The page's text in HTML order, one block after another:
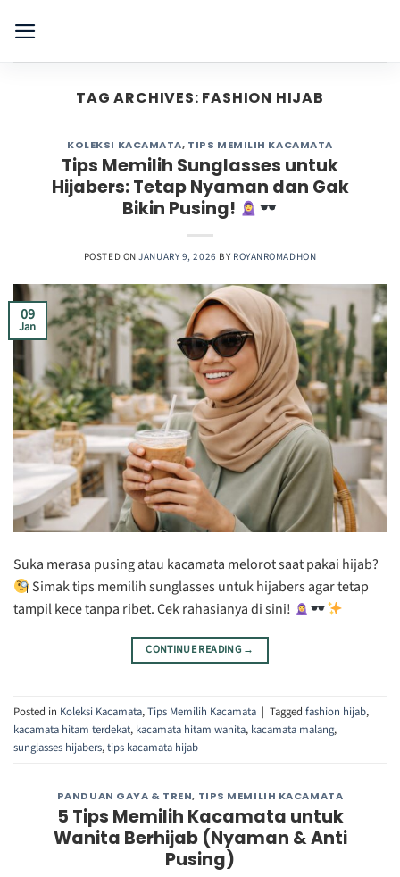
TAG ARCHIVES: FASHION HIJAB
KOLEKSI KACAMATA, TIPS MEMILIH KACAMATA
Tips Memilih Sunglasses untuk
Hijabers: Tetap Nyaman dan Gak
Bikin Pusing!
POSTED ONJANUARY 9, 2026 BY ROYANROMADHON
09
Jan
Suka merasa pusing atau kacamata melorot saat pakai hijab?
Simak tips memilih sunglasses untuk hijabers agar tetap
tampil kece tanpa ribet. Cek rahasianya di sini!
CONTINUE READING →
Posted in Koleksi Kacamata,Tips Memilih Kacamata | Tagged fashion hijab,
kacamata hitam terdekat, kacamata hitam wanita, kacamata malang,
sunglasses hijabers,tips kacamata hijab
PANDUAN GAYA & TREN, TIPS MEMILIH KACAMATA
5 Tips Memilih Kacamata untuk
Wanita Berhijab (Nyaman & Anti
Pusing)